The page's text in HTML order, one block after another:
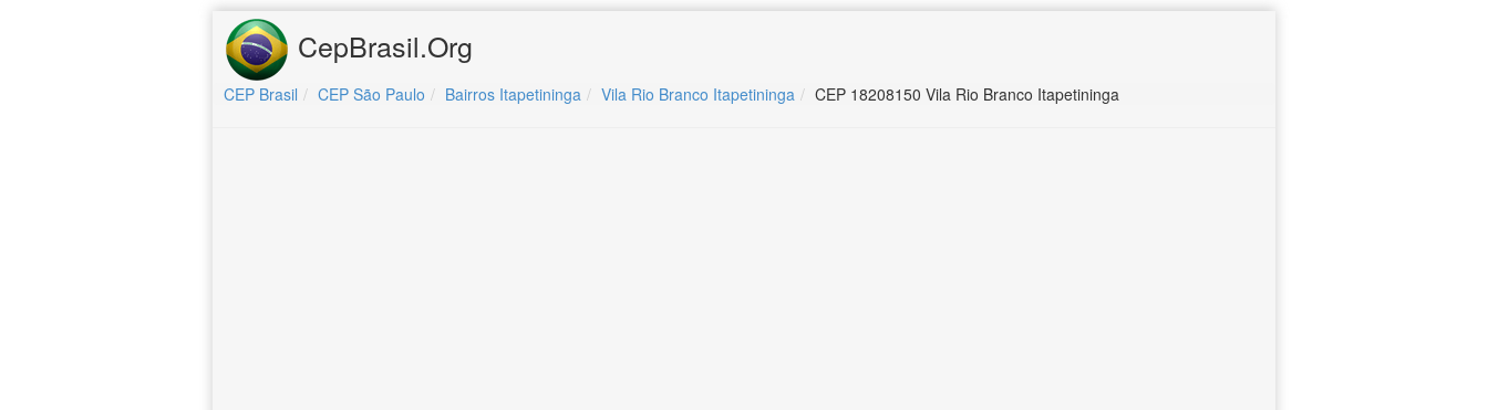
CepBrasil.Org
CEP Brasil CEP São Paulo Bairros Itapetininga Vila Rio Branco Itapetininga CEP 18208150 Vila Rio Branco Itapetininga